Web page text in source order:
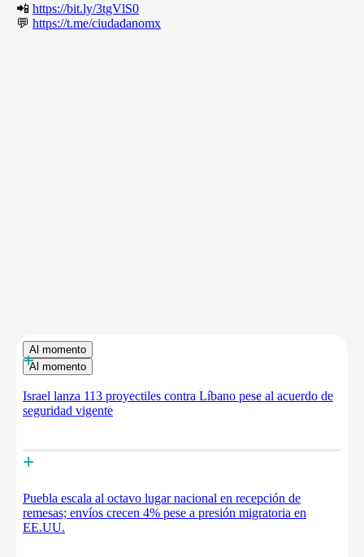
📲 https://bit.ly/3tgVlS0
💬 https://t.me/ciudadanomx
Al momento
Al momento
+
Israel lanza 113 proyectiles contra Líbano pese al acuerdo de
seguridad vigente
+
Puebla escala al octavo lugar nacional en recepción de
remesas; envíos crecen 4% pese a presión migratoria en
EE.UU.